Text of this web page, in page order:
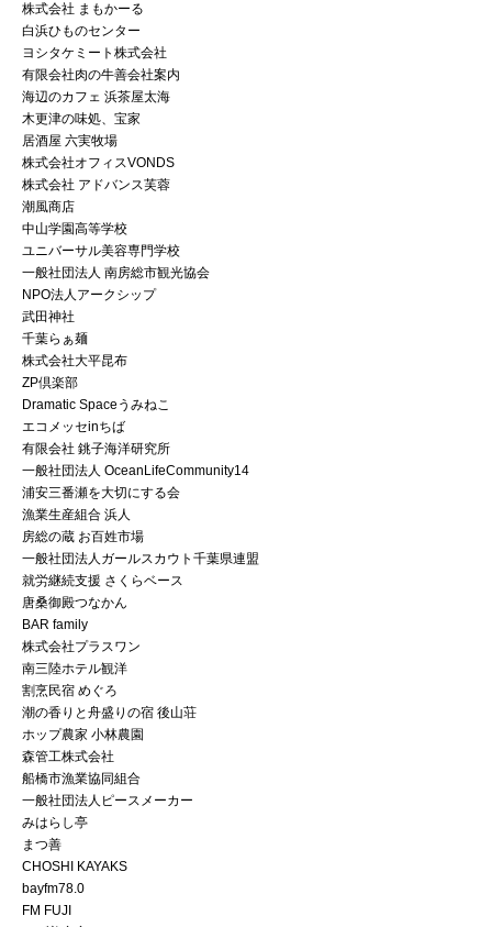
株式会社 まもかーる
白浜ひものセンター
ヨシタケミート株式会社
有限会社肉の牛善会社案内
海辺のカフェ 浜茶屋太海
木更津の味処、宝家
居酒屋 六実牧場
株式会社オフィスVONDS
株式会社 アドバンス芙蓉
潮風商店
中山学園高等学校
ユニバーサル美容専門学校
一般社団法人 南房総市観光協会
NPO法人アークシップ
武田神社
千葉らぁ麺
株式会社大平昆布
ZP倶楽部
Dramatic Spaceうみねこ
エコメッセinちば
有限会社 銚子海洋研究所
一般社団法人 OceanLifeCommunity14
浦安三番瀬を大切にする会
漁業生産組合 浜人
房総の蔵 お百姓市場
一般社団法人ガールスカウト千葉県連盟
就労継続支援 さくらベース
唐桑御殿つなかん
BAR family
株式会社プラスワン
南三陸ホテル観洋
割烹民宿 めぐろ
潮の香りと舟盛りの宿 後山荘
ホップ農家 小林農園
森管工株式会社
船橋市漁業協同組合
一般社団法人ピースメーカー
みはらし亭
まつ善
CHOSHI KAYAKS
bayfm78.0
FM FUJI